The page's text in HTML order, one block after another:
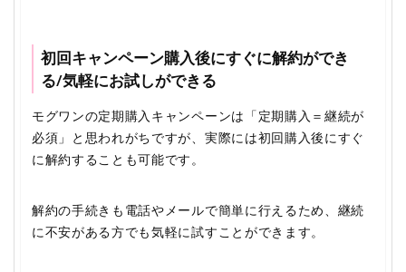
初回キャンペーン購入後にすぐに解約ができ
る/気軽にお試しができる
モグワンの定期購入キャンペーンは「定期購入＝継続が
必須」と思われがちですが、実際には初回購入後にすぐ
に解約することも可能です。
解約の手続きも電話やメールで簡単に行えるため、継続
に不安がある方でも気軽に試すことができます。